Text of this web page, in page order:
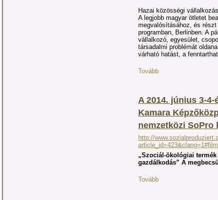
Hazai közösségi
A legjobb magyar ötletet
megvalósításához, és
programban, Berlinben. A
vállalkozó, egyesület,
társadalmi problémát
várható hatást, a
Tovább
A 2014. június 3-
Kamara
nemzetközi SoPro
http://
„Szociál-ökológiai
gazdálkodás” A
Tovább